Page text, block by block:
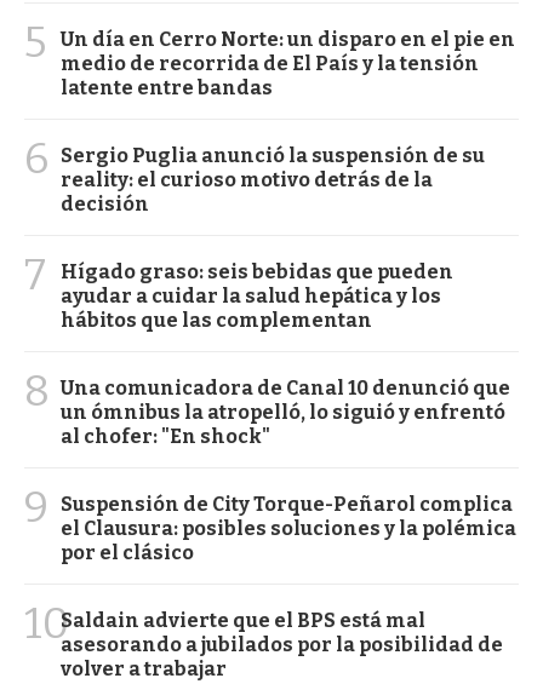
5
Un día en Cerro Norte: un disparo en el pie en
medio de recorrida de El País y la tensión
latente entre bandas
6
Sergio Puglia anunció la suspensión de su
reality: el curioso motivo detrás de la
decisión
7
Hígado graso: seis bebidas que pueden
ayudar a cuidar la salud hepática y los
hábitos que las complementan
8 Una comunicadora de Canal 10 denunció que
un ómnibus la atropelló, lo siguió y enfrentó
al chofer: "En shock"
9
Suspensión de City Torque-Peñarol complica
el Clausura: posibles soluciones y la polémica
por el clásico
10Saldain advierte que el BPS está mal
asesorando a jubilados por la posibilidad de
volver a trabajar